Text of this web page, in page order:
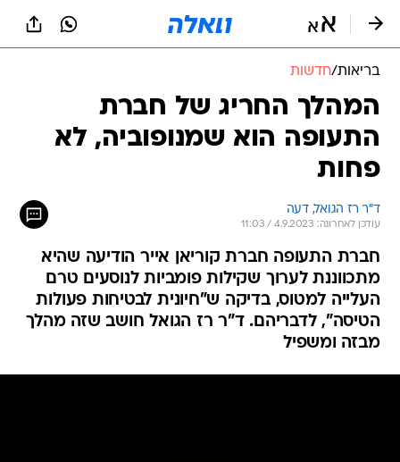
בריאות/חדשות
המהלך החריג של חברת
התעופה הוא שמנופוביה, לא
פחות
ד"ר רז הגואל, דעה
עודכן לאחרונה: 4.9.2023 / 11:03
חברת התעופה חברת קוריאן אייר הודיעה שהיא
מתכווננת לערוך שקילות פומביות לנוסעים טרם
העלייה למטוס, בדיקה ש"חיונית לבטיחות פעולות
הטיסה", לדבריהם. ד"ר רז הגואל חושב שזה מהלך
מבזה ומשפיל